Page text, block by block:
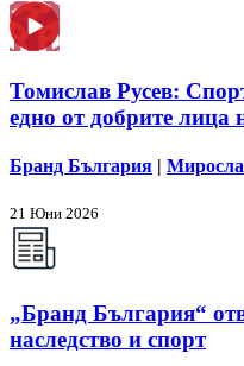
Томислав Русев:
едно от добрите лица
Бранд България |
21 Юни 2026
„Бранд България“
наследство и спорт